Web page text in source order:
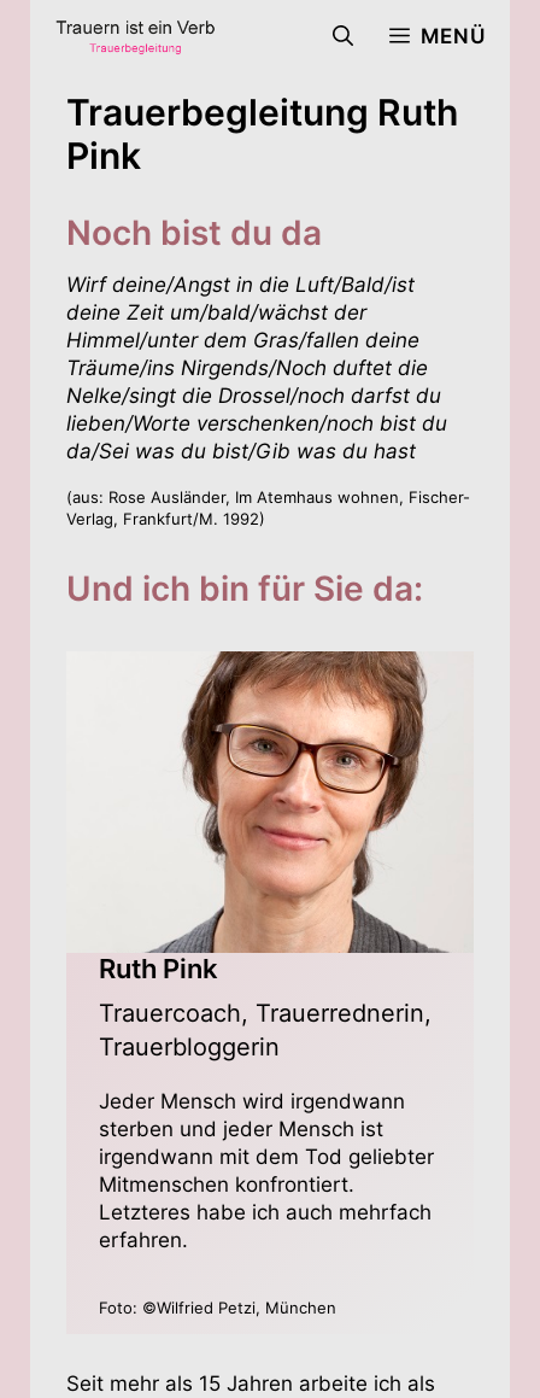
MENÜ
Trauerbegleitung Ruth
Pink
Noch bist du da
Wirf deine/Angst in die Luft/Bald/ist
deine Zeit um/bald/wächst der
Himmel/unter dem Gras/fallen deine
Träume/ins Nirgends/Noch duftet die
Nelke/singt die Drossel/noch darfst du
lieben/Worte verschenken/noch bist du
da/Sei was du bist/Gib was du hast
(aus: Rose Ausländer, Im Atemhaus wohnen, Fischer-
Verlag, Frankfurt/M. 1992)
Und ich bin für Sie da:
Ruth Pink
Trauercoach, Trauerrednerin,
Trauerbloggerin
Jeder Mensch wird irgendwann
sterben und jeder Mensch ist
irgendwann mit dem Tod geliebter
Mitmenschen konfrontiert.
Letzteres habe ich auch mehrfach
erfahren.
Foto: ©Wilfried Petzi, München
Seit mehr als 15 Jahren arbeite ich als